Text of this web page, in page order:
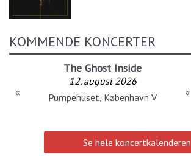
KOMMENDE KONCERTER
The Ghost Inside
12. august 2026
Pumpehuset, København V
« »
Se hele koncertkalenderen